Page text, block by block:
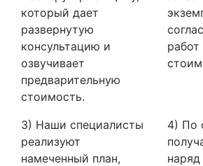
который дает
развернутую
консультацию и
озвучивает
предварительную
стоимость.
3) Наши специалисты
реализуют
намеченный план,
4) По